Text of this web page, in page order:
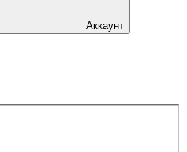
Аккаунт